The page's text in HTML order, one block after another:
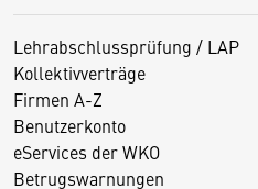
Lehrabschlussprüfung / LAP
Kollektivverträge
Firmen A-Z
Benutzerkonto
eServices der WKO
Betrugswarnungen